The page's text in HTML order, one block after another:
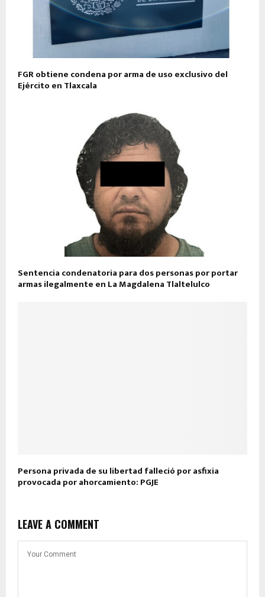
FGR obtiene condena por arma de uso exclusivo del
Ejército en Tlaxcala
Sentencia condenatoria para dos personas por portar
armas ilegalmente en La Magdalena Tlaltelulco
Persona privada de su libertad falleció por asfixia
provocada por ahorcamiento: PGJE
LEAVE A COMMENT